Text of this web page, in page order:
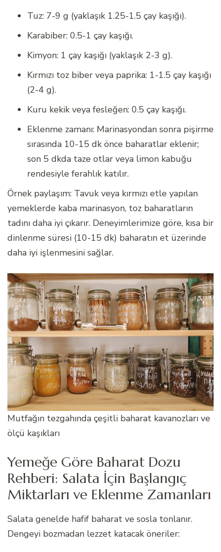
Tuz: 7-9 g (yaklaşık 1.25-1.5 çay kaşığı).
Karabiber: 0.5-1 çay kaşığı.
Kimyon: 1 çay kaşığı (yaklaşık 2-3 g).
Kırmızı toz biber veya paprika: 1-1.5 çay kaşığı
(2-4 g).
Kuru kekik veya fesleğen: 0.5 çay kaşığı.
Eklenme zamanı: Marinasyondan sonra pişirme
sırasında 10-15 dk önce baharatlar eklenir;
son 5 dkda taze otlar veya limon kabuğu
rendesiyle ferahlık katılır.
Örnek paylaşım: Tavuk veya kırmızı etle yapılan
yemeklerde kaba marinasyon, toz baharatların
tadını daha iyi çıkarır. Deneyimlerimize göre, kısa bir
dinlenme süresi (10-15 dk) baharatın et üzerinde
daha iyi işlenmesini sağlar.
Mutfağın tezgahında çeşitli baharat kavanozları ve
ölçü kaşıkları
Yemeğe Göre Baharat Dozu
Rehberi: Salata İçin Başlangıç
Miktarları ve Eklenme Zamanları
Salata genelde hafif baharat ve sosla tonlanır.
Dengeyi bozmadan lezzet katacak öneriler: